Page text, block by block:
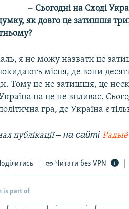
– Сьогодні на Сході
як довго це затишшя
я не можу назвати це
місця, де вони
Тому це не затишшя, це
на це не впливає.
гра, де Україна є
публікації– на сайті Радыё
Поділитись Читати без VPN
is part of